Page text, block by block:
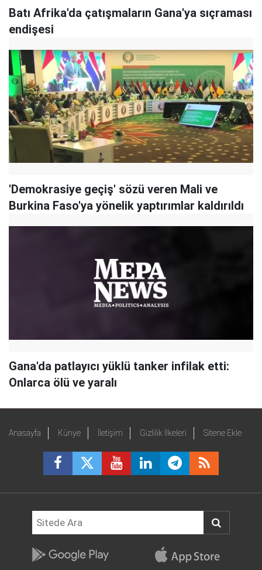
Batı Afrika'da çatışmaların Gana'ya sıçraması
endişesi
'Demokrasiye geçiş' sözü veren Mali ve
Burkina Faso'ya yönelik yaptırımlar kaldırıldı
Gana'da patlayıcı yüklü tanker infilak etti:
Onlarca ölü ve yaralı
Anasayfa Künye İletişim Gizlilik İlkeleri Sitene Ekle